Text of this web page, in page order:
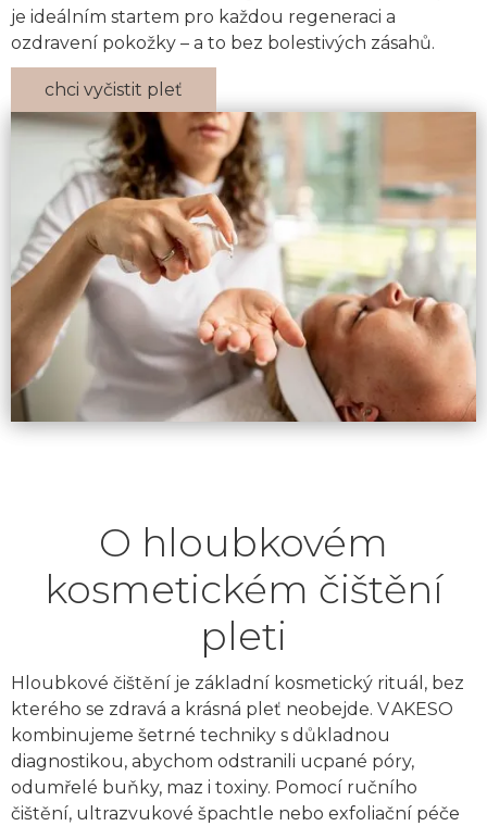
je ideálním startem pro každou regeneraci a
ozdravení pokožky – a to bez bolestivých zásahů.
chci vyčistit pleť
O hloubkovém
kosmetickém čištění
pleti
Hloubkové čištění je základní kosmetický rituál, bez
kterého se zdravá a krásná pleť neobejde. V AKESO
kombinujeme šetrné techniky s důkladnou
diagnostikou, abychom odstranili ucpané póry,
odumřelé buňky, maz i toxiny. Pomocí ručního
čištění, ultrazvukové špachtle nebo exfoliační péče